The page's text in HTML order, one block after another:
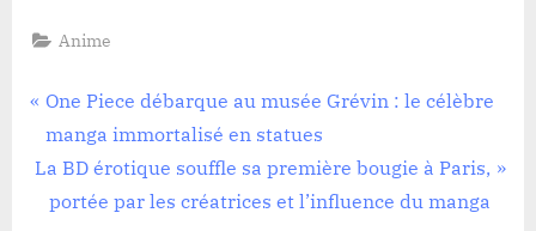
Anime
Navigation
de
l’article
P
r
e
v
One Piece débarque au musée Grévin : le célèbre
manga immortalisé en statues
N
La BD érotique souffle sa première bougie à Paris,
portée par les créatrices et l’influence du manga